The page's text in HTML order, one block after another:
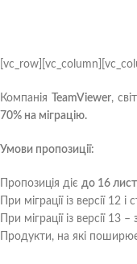
Компанія TeamViewer,
70% на міграцію.
Умови пропозиції:
Пропозиція діє до 16
При міграції із версії 12 і
При міграції із версії 13 –
Продукти, на які